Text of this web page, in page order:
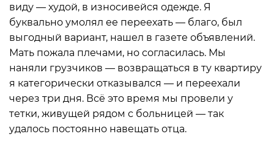
виду — худой, в износивейся одежде. Я
буквально умолял ее переехать — благо, был
выгодный вариант, нашел в газете объявлений.
Мать пожала плечами, но согласилась. Мы
наняли грузчиков — возвращаться в ту квартиру
я категорически отказывался — и переехали
через три дня. Всё это время мы провели у
тетки, живущей рядом с больницей — так
удалось постоянно навещать отца.